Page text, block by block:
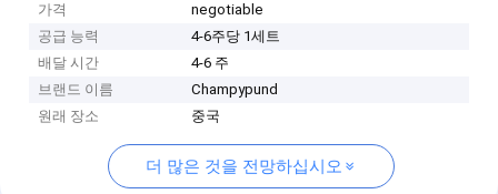
가격
negotiable
공급 능력
4-6주당 1세트
배달 시간
4-6 주
브랜드 이름
Champypund
원래 장소
중국
더 많은 것을 전망하십시오